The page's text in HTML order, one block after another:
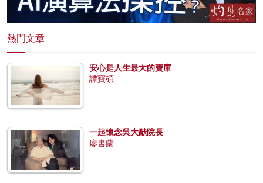
熱門文章
安心是人生最大的寶庫
譚寶碩
一起懷念吳大猷院長
廖書蘭